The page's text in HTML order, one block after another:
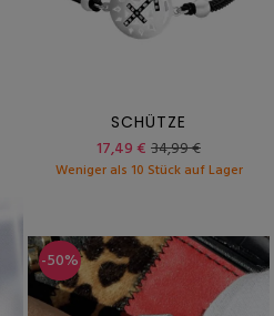
SCHÜTZE
17,49 € 34,99 €
Weniger als 10 Stück auf Lager
-50%